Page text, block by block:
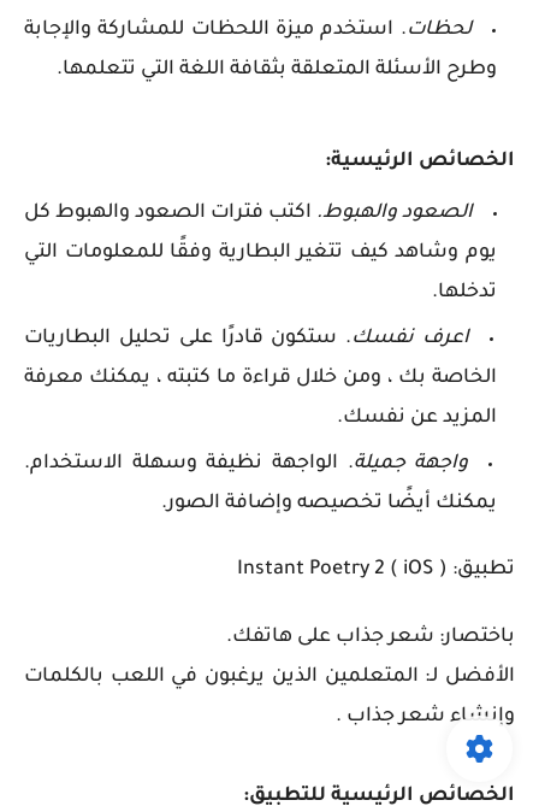
لحظات. استخدم ميزة اللحظات للمشاركة والإجابة
وطرح الأسئلة المتعلقة بثقافة اللغة التي تتعلمها.
الخصائص الرئيسية:
الصعود والهبوط. اكتب فترات الصعود والهبوط كل
يوم وشاهد كيف تتغير البطارية وفقًا للمعلومات التي
تدخلها.
اعرف نفسك. ستكون قادرًا على تحليل البطاريات
الخاصة بك ، ومن خلال قراءة ما كتبته ، يمكنك معرفة
المزيد عن نفسك.
واجهة جميلة. الواجهة نظيفة وسهلة الاستخدام.
يمكنك أيضًا تخصيصه وإضافة الصور.
تطبيق: Instant Poetry 2 ( iOS )
باختصار: شعر جذاب على هاتفك.
الأفضل لـ: المتعلمين الذين يرغبون في اللعب بالكلمات
وإنشاء شعر جذاب .
الخصائص الرئيسية للتطبيق: